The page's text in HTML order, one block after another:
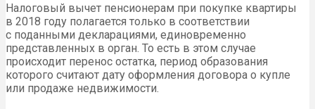
Налоговый вычет пенсионерам при покупке квартиры
в 2018 году полагается только в соответствии
с поданными декларациями, единовременно
представленных в орган. То есть в этом случае
происходит перенос остатка, период образования
которого считают дату оформления договора о купле
или продаже недвижимости.